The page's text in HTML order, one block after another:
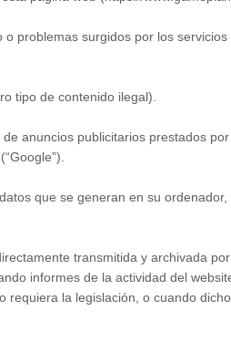
problemas surgidos por los
tipo de contenido ilegal).
anuncios publicitarios prestados
que se generan en su
transmitida y archivada
informes de la actividad del
la legislación, o cuando